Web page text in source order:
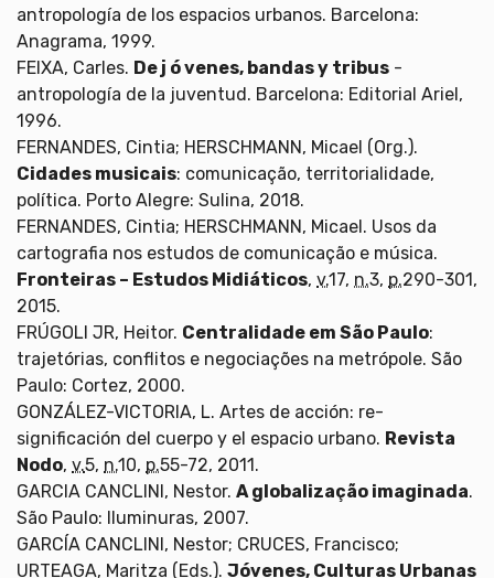
antropología de los espacios urbanos. Barcelona:
Anagrama, 1999.
FEIXA, Carles. De j ó venes, bandas y tribus -
antropología de la juventud. Barcelona: Editorial Ariel,
1996.
FERNANDES, Cintia; HERSCHMANN, Micael (Org.).
Cidades musicais: comunicação, territorialidade,
política. Porto Alegre: Sulina, 2018.
FERNANDES, Cintia; HERSCHMANN, Micael. Usos da
cartografia nos estudos de comunicação e música.
Fronteiras – Estudos Midiáticos, v.17, n.3, p.290-301,
2015.
FRÚGOLI JR, Heitor. Centralidade em São Paulo:
trajetórias, conflitos e negociações na metrópole. São
Paulo: Cortez, 2000.
GONZÁLEZ-VICTORIA, L. Artes de acción: re-
significación del cuerpo y el espacio urbano. Revista
Nodo, v.5, n.10, p.55-72, 2011.
GARCIA CANCLINI, Nestor. A globalização imaginada.
São Paulo: Iluminuras, 2007.
GARCÍA CANCLINI, Nestor; CRUCES, Francisco;
URTEAGA, Maritza (Eds.). Jóvenes, Culturas Urbanas